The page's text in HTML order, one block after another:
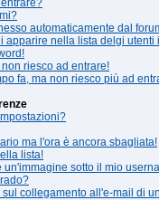
automaticamente dal
apparire nella lista delgi utenti
riesco ad entrare!
fa, ma non riesco più ad
ma l'ora è ancora sbagliata!
lista!
un'immagine sotto il mio
collegamento all'e-mail di